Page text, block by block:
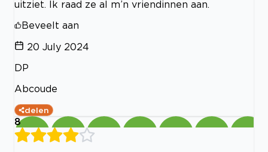
uitziet. Ik raad ze al m’n vriendinnen aan.
Beveelt aan
20 July 2024
DP
Abcoude
delen
8